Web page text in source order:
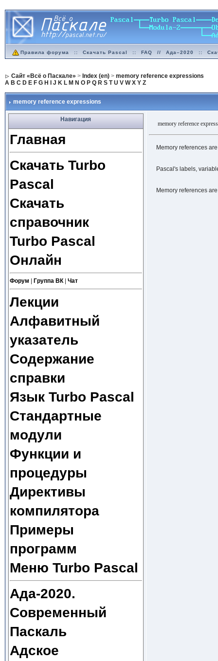
Правила форума :: Скачать Pascal :: FAQ // Ада–2020 ::
Сайт «Всё о Паскале» > Index (en)> memory reference expressions
A B C D E F G H J K L M N O P Q R S T U V W X Y Z
memory reference expressions
Навигация
Главная
Скачать Turbo
Pascal
Скачать
справочник
Turbo Pascal
Онлайн
Форум Группа ВК| Чат
Лекции
Алфавитный
указатель
Содержание
справки
Язык Turbo Pascal
Стандартные
модули
Функции и
процедуры
Директивы
компилятора
Примеры
программ
Меню Turbo Pascal
Ада-2020.
Современный
Паскаль
Адское
memory reference
Memory references
Pascal's labels,
Memory references